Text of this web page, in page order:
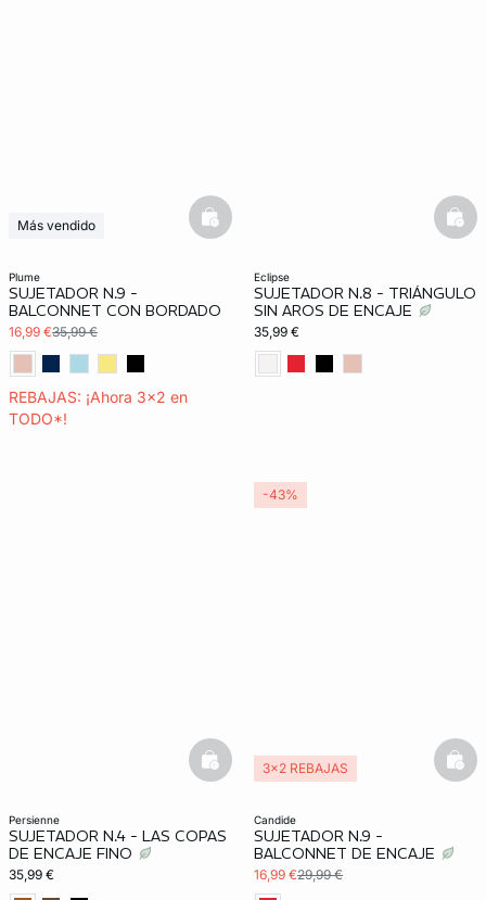
plume
SUJETADOR N.9 -
BALCONNET CON BORDADO
16,99 €35,99 €
REBAJAS: ¡Ahora 3x2 en
TODO*!
Más vendido
basketfull
eclipse
SUJETADOR N.8 - TRIÁNGULO
SIN AROS DE ENCAJE
35,99 €
persienne
SUJETADOR N.4 - LAS COPAS
DE ENCAJE FINO
35,99 €
basketfull
candide
SUJETADOR N.9 -
BALCONNET DE ENCAJE
16,99 €29,99 €
3x2 REBAJAS
-43%